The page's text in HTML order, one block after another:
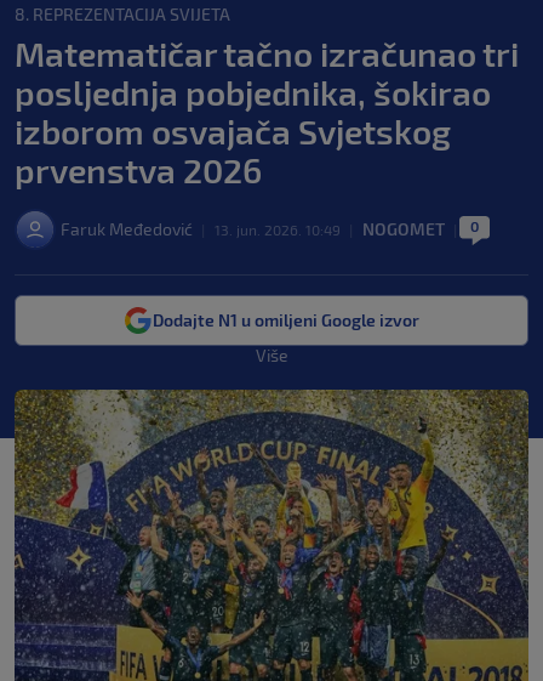
8. REPREZENTACIJA SVIJETA
Matematičar tačno izračunao tri
posljednja pobjednika, šokirao
izborom osvajača Svjetskog
prvenstva 2026
Faruk Međedović 13. jun. 2026. 10:49 NOGOMET 0
Dodajte N1 u omiljeni Google izvor
Više